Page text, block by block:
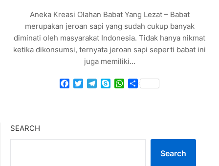
Aneka Kreasi Olahan Babat Yang Lezat – Babat
merupakan jeroan sapi yang sudah cukup banyak
diminati oleh masyarakat Indonesia. Tidak hanya nikmat
ketika dikonsumsi, ternyata jeroan sapi seperti babat ini
juga memiliki…
Facebook
TwitterTelegram
SkypeWhatsApp
Share
SEARCH
Search